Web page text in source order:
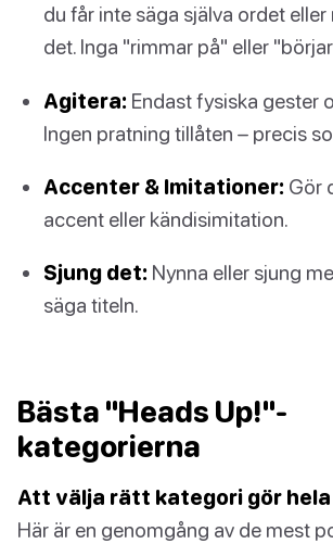
du får inte säga själva ordet
det. Inga "rimmar på" eller
Agitera: Endast fysiska gester
Ingen pratning tillåten – precis
Accenter & Imitationer: Gör
accent eller kändisimitation.
Sjung det: Nynna eller sjung
säga titeln.
Bästa "Heads Up!"-
kategorierna
Att välja rätt kategori gör
Här är en genomgång av de mest